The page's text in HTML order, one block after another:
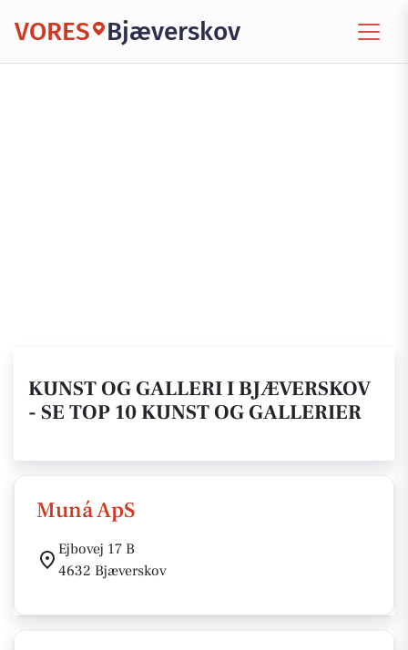
VORES Bjæverskov
KUNST OG GALLERI I BJÆVERSKOV
- SE TOP 10 KUNST OG GALLERIER
Muná ApS
Ejbovej 17 B
4632 Bjæverskov